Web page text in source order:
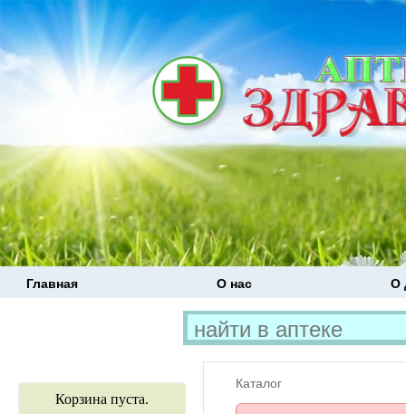
Главная О нас О
Корзина пуста.
Каталог